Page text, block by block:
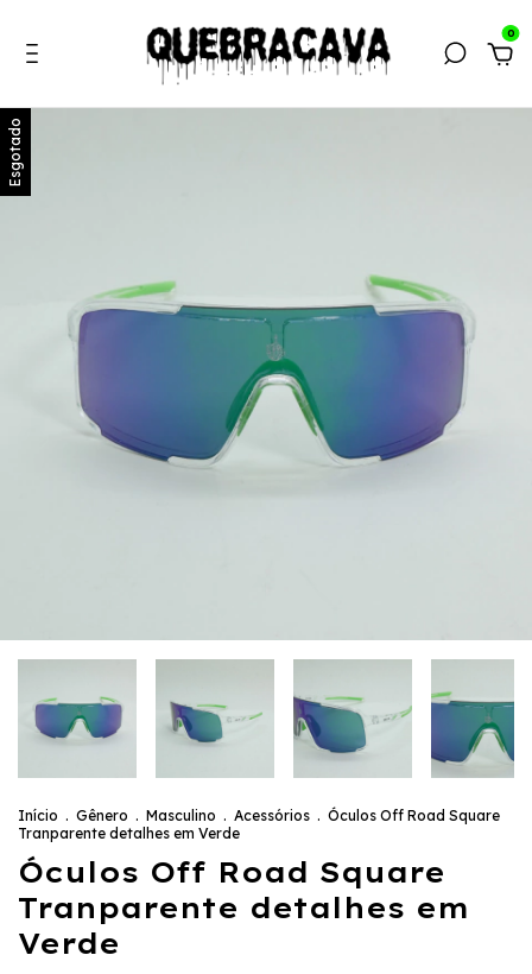
0
Esgotado
Início . Gênero . Masculino . Acessórios . Óculos Off Road Square
Tranparente detalhes em Verde
Óculos Off Road Square
Tranparente detalhes em
Verde